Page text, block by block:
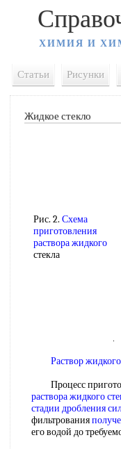
ХИМИЯ И
Статьи Рисунки
Жидкое стекло
Рис. 2. Схема
приготовления
раствора жидкого
стекла
Раствор жидкого
Процесс
раствора жидкого
стадии дробления
фильтрования
его водой до